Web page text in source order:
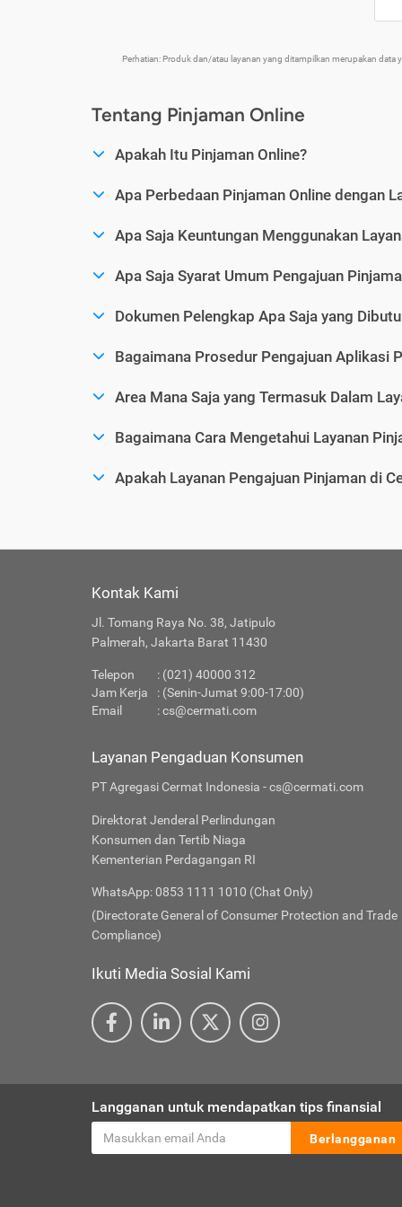
Perhatian: Produk dan/atau layanan yang ditampilkan merupakan
Tentang Pinjaman Online
Apakah Itu Pinjaman Online?
Apa Perbedaan Pinjaman Online dengan
Apa Saja Keuntungan Menggunakan
Apa Saja Syarat Umum Pengajuan
Dokumen Pelengkap Apa Saja yang
Bagaimana Prosedur Pengajuan Aplikasi
Area Mana Saja yang Termasuk Dalam
Bagaimana Cara Mengetahui Layanan
Apakah Layanan Pengajuan Pinjaman di
Kontak Kami
Jl. Tomang Raya No. 38, Jatipulo
Palmerah, Jakarta Barat 11430
Telepon
: (021) 40000 312
Jam Kerja
: (Senin-Jumat 9:00-17:00)
Email
:cs@cermati.com
Layanan Pengaduan Konsumen
PT Agregasi Cermat Indonesia - cs@cermati.com
Direktorat Jenderal Perlindungan
Konsumen dan Tertib Niaga
Kementerian Perdagangan RI
WhatsApp: 0853 1111 1010 (Chat Only)
(Directorate General of Consumer Protection and Trade
Compliance)
Ikuti Media Sosial Kami
Langganan untuk mendapatkan tips finansial
Berlangganan